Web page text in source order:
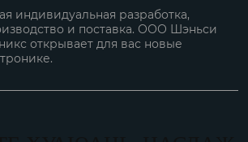
индивидуальная разработка,
и поставка. ООО Шэньси
открывает для вас новые